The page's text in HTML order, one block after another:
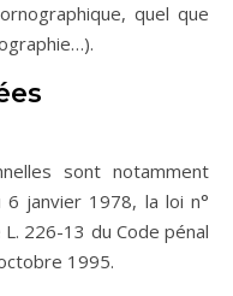
quel que
sont notamment
janvier 1978, la loi n°
226-13 du Code pénal
1995.